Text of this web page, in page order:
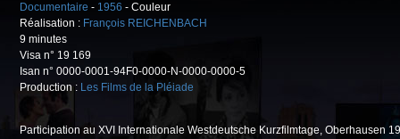
Documentaire - 1956 - Couleur
Réalisation : François REICHENBACH
9 minutes
Visa n° 19 169
Isan n° 0000-0001-94F0-0000-N-0000-0000-5
Production : Les Films de la Pléiade
Participation au XVI Internationale Westdeutsche Kurzfilmtage, Oberhausen